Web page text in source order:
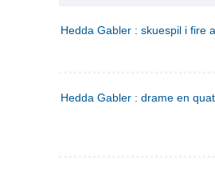
Hedda Gabler : skuespil i fire
Hedda Gabler : drame en